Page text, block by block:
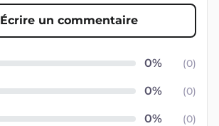
Écrire un commentaire
(0)
(0)
(0)